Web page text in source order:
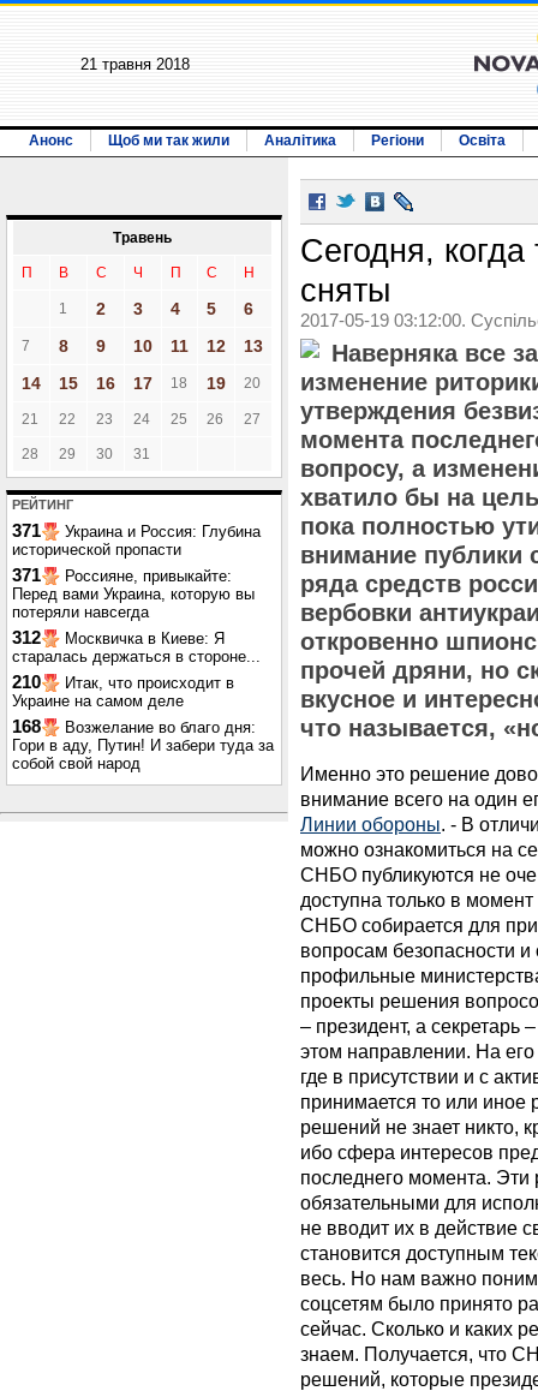
21 травня 2018
Анонс Щоб ми так жили Аналітика Регіони Освіта
Травень
П В С Ч П С Н
1 2 3 4 5 6
7 8 9 10 11 12
13
14
15 16 17 18 19 20
21 22 23 24 25 26 27
28 29 30 31
РЕЙТИНГ
371
Украина и Россия: Глубина
исторической пропасти
371
Россияне, привыкайте:
Перед вами Украина, которую вы
потеряли навсегда
312
Москвичка в Киеве: Я
старалась держаться в стороне...
210
Итак, что происходит в
Украине на самом деле
168
Возжелание во благо дня:
Гори в аду, Путин! И забери туда за
собой свой народ
Сегодня,
сняты
2017-05-19 03:12:00.
Наверняка все
изменение
утверждения
момента
вопросу, а
хватило бы на
пока полностью
внимание публики
ряда средств
вербовки
откровенно
прочей дряни, но
вкусное и
что называется,
Именно это решение
внимание всего на один
Линии обороны. - В
можно ознакомиться на
СНБО публикуются не
доступна только в
СНБО собирается для
вопросам безопасности
профильные
проекты решения
– президент, а секретарь
этом направлении. На его
где в присутствии и с
принимается то или
решений не знает никто,
ибо сфера интересов
последнего момента.
обязательными для
не вводит их в действие
становится доступным
весь. Но нам важно
соцсетям было принято
сейчас. Сколько и каких
знаем. Получается, что
решений, которые